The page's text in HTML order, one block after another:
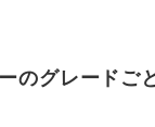
のグレードご